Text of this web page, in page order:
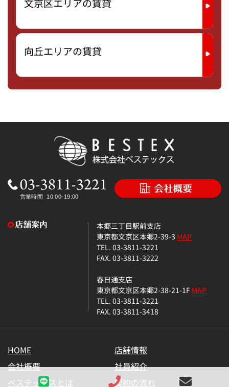
文京区エリアの賃貸
向丘エリアの賃貸
本郷三丁目駅前支店
東京都文京区本郷2-39-3 MAP
TEL. 03-3811-3221
FAX. 03-3811-3222
春日通支店
東京都文京区本郷2-38-21-1FMAP
TEL. 03-3811-3221
FAX. 03-3811-3418
HOME
店舗情報
会社概要
社員紹介
ベステックスとは
契約の流れ